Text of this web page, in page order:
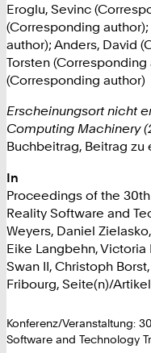
Eroglu, Sevinc
(Corresponding
author); Anders, David
Torsten
(Corresponding author)
Erscheinungsort nicht
Computing Machinery
Buchbeitrag, Beitrag zu
In
Proceedings of the
Reality Software and
Weyers, Daniel
Eike Langbehn, Victoria
Swan II, Christoph
Fribourg, Seite(n)/
Konferenz/Veranstaltung:
Software and Technology